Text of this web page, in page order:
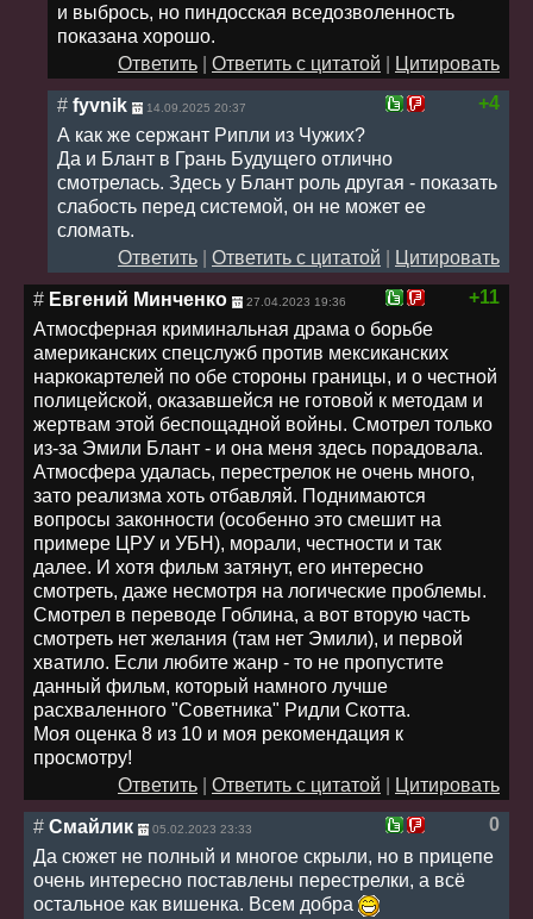
и выбрось, но пиндосская вседозволенность
показана хорошо.
Ответить
Ответить с цитатой
Цитировать
+4
# fyvnik 14.09.2025 20:37
А как же сержант Рипли из Чужих?
Да и Блант в Грань Будущего отлично
смотрелась. Здесь у Блант роль другая - показать
слабость перед системой, он не может ее
сломать.
Ответить
Ответить с цитатой
Цитировать
+11
# Евгений Минченко 27.04.2023 19:36
Атмосферная криминальная драма о борьбе
американских спецслужб против мексиканских
наркокартелей по обе стороны границы, и о честной
полицейской, оказавшейся не готовой к методам и
жертвам этой беспощадной войны. Смотрел только
из-за Эмили Блант - и она меня здесь порадовала.
Атмосфера удалась, перестрелок не очень много,
зато реализма хоть отбавляй. Поднимаются
вопросы законности (особенно это смешит на
примере ЦРУ и УБН), морали, честности и так
далее. И хотя фильм затянут, его интересно
смотреть, даже несмотря на логические проблемы.
Смотрел в переводе Гоблина, а вот вторую часть
смотреть нет желания (там нет Эмили), и первой
хватило. Если любите жанр - то не пропустите
данный фильм, который намного лучше
расхваленного "Советника" Ридли Скотта.
Моя оценка 8 из 10 и моя рекомендация к
просмотру!
Ответить
Ответить с цитатой
Цитировать
0
# Смайлик 05.02.2023 23:33
Да сюжет не полный и многое скрыли, но в прицепе
очень интересно поставлены перестрелки, а всё
остальное как вишенка. Всем добра